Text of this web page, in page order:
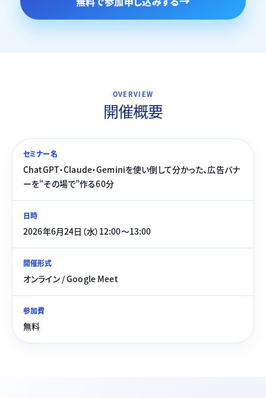
OVERVIEW
開催概要
セミナー名
ChatGPT・Claude・Geminiを使い倒して分かった、広告バナ
ーを“その場で”作る60分
日時
2026年6月24日（水）12:00〜13:00
開催形式
オンライン / Google Meet
参加費
無料